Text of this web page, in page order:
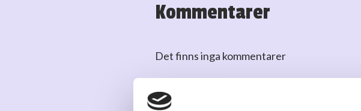
Kommentarer
Det finns inga kommentarer
Logga inellerskapa kontoför att kommentera